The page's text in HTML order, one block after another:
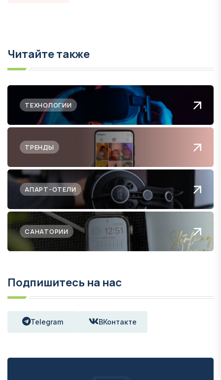
Читайте также
ТЕХНОЛОГИИ
ТРЕНДЫ
АПАРТ-ОТЕЛИ
САНАТОРИИ
Подпишитесь на нас
Telegram ВКонтакте